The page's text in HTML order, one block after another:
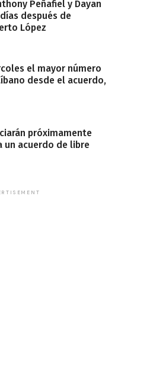
Peñafiel y Dayan
después de
López
el mayor número
desde el acuerdo,
próximamente
un acuerdo de libre